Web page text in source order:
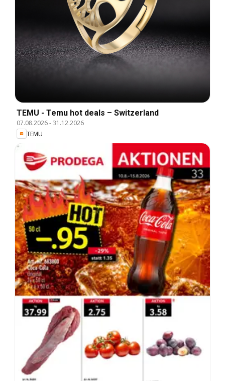
TEMU - Temu hot deals – Switzerland
07.08.2026-31.12.2026
TEMU